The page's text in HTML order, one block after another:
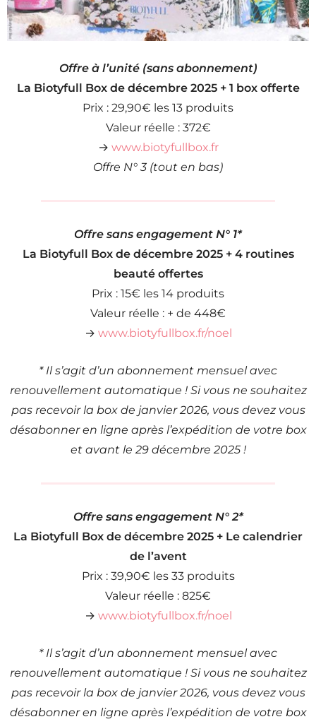
Offre à l’unité (sans abonnement)
La Biotyfull Box de décembre 2025 + 1 box offerte
Prix : 29,90€ les 13 produits
Valeur réelle : 372€
→ www.biotyfullbox.fr
Offre N° 3 (tout en bas)
Offre sans engagement N° 1*
La Biotyfull Box de décembre 2025 + 4 routines
beauté offertes
Prix : 15€ les 14 produits
Valeur réelle : + de 448€
→ www.biotyfullbox.fr/noel
* Il s’agit d’un abonnement mensuel avec
renouvellement automatique ! Si vous ne souhaitez
pas recevoir la box de janvier 2026, vous devez vous
désabonner en ligne après l’expédition de votre box
et avant le 29 décembre 2025 !
Offre sans engagement N° 2*
La Biotyfull Box de décembre 2025 + Le calendrier
de l’avent
Prix : 39,90€ les 33 produits
Valeur réelle : 825€
→ www.biotyfullbox.fr/noel
* Il s’agit d’un abonnement mensuel avec
renouvellement automatique ! Si vous ne souhaitez
pas recevoir la box de janvier 2026, vous devez vous
désabonner en ligne après l’expédition de votre box